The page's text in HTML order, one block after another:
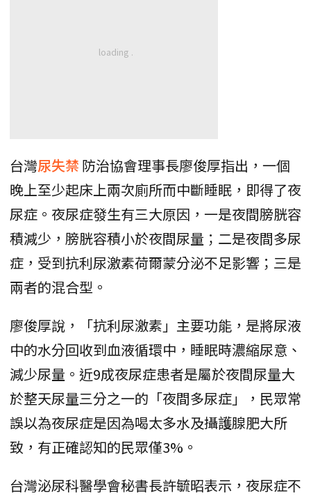
台灣尿失禁 防治協會理事長廖俊厚指出，一個
晚上至少起床上兩次廁所而中斷睡眠，即得了夜
尿症。夜尿症發生有三大原因，一是夜間膀胱容
積減少，膀胱容積小於夜間尿量；二是夜間多尿
症，受到抗利尿激素荷爾蒙分泌不足影響；三是
兩者的混合型。
廖俊厚說，「抗利尿激素」主要功能，是將尿液
中的水分回收到血液循環中，睡眠時濃縮尿意、
減少尿量。近9成夜尿症患者是屬於夜間尿量大
於整天尿量三分之一的「夜間多尿症」，民眾常
誤以為夜尿症是因為喝太多水及攝護腺肥大所
致，有正確認知的民眾僅3%。
台灣泌尿科醫學會秘書長許毓昭表示，夜尿症不